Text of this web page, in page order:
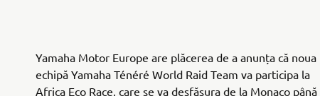
Yamaha Motor Europe are plăcerea de a anunța că noua
echipă Yamaha Ténéré World Raid Team va participa la
Africa Eco Race, care se va desfășura de la Monaco până